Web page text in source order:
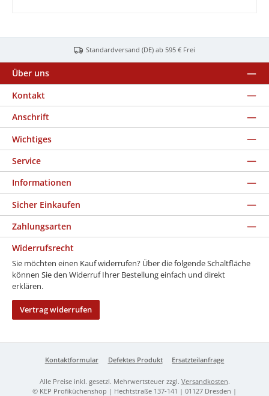
Standardversand (DE) ab 595 € Frei
Über uns
Kontakt
Anschrift
Wichtiges
Service
Informationen
Sicher Einkaufen
Zahlungsarten
Widerrufsrecht
Sie möchten einen Kauf widerrufen? Über die folgende Schaltfläche
können Sie den Widerruf Ihrer Bestellung einfach und direkt
erklären.
Vertrag widerrufen
Kontaktformular Defektes Produkt Ersatzteilanfrage
Alle Preise inkl. gesetzl. Mehrwertsteuer zzgl. Versandkosten.
© KEP Profiküchenshop | Hechtstraße 137-141 | 01127 Dresden |